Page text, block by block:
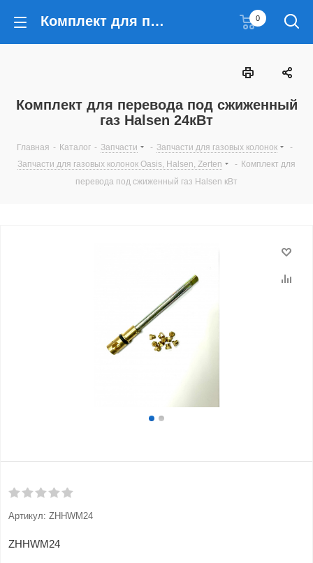
Комплект для перевода под сжиженный газ Halsen 24кВт 0
Комплект для перевода под сжиженный
газ Halsen 24кВт
Главная - Каталог - Запчасти - Запчасти для газовых колонок
-
Запчасти для газовых колонок Oasis, Halsen, Zerten
- Комплект для
перевода под сжиженный газ Halsen кВт
Артикул: ZHHWM24
ZHHWM24